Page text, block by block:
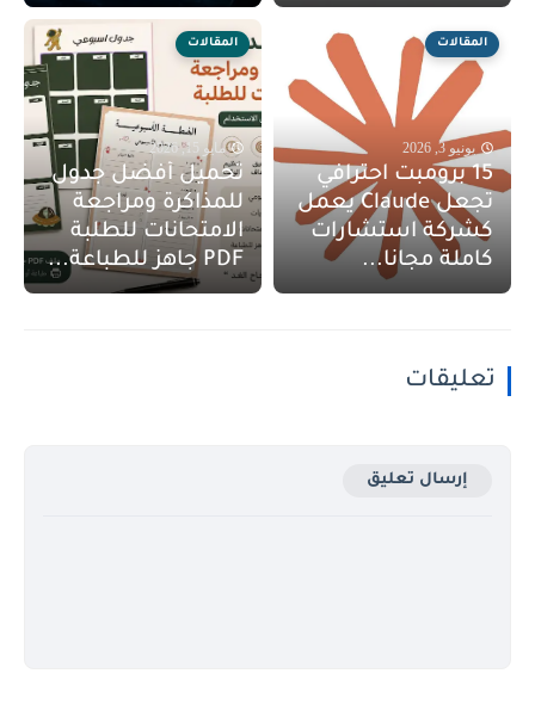
المقالات
يونيو 3, 2026
15 برومبت احترافي
تجعل Claude يعمل
كشركة استشارات
كاملة مجانا...
المقالات
مايو 15, 2026
تحميل أفضل جدول
للمذاكرة ومراجعة
الامتحانات للطلبة
PDF جاهز للطباعة...
تعليقات
إرسال تعليق